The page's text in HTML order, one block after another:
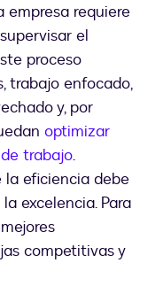
empresa requiere
el
proceso
trabajo enfocado,
y, por
optimizar
trabajo.
la eficiencia debe
excelencia. Para
competitivas y